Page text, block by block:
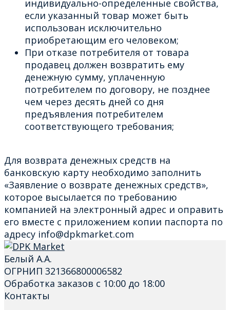
индивидуально-определенные свойства,
если указанный товар может быть
использован исключительно
приобретающим его человеком;
При отказе потребителя от товара
продавец должен возвратить ему
денежную сумму, уплаченную
потребителем по договору, не позднее
чем через десять дней со дня
предъявления потребителем
соответствующего требования;
Для возврата денежных средств на
банковскую карту необходимо заполнить
«Заявление о возврате денежных средств»,
которое высылается по требованию
компанией на электронный адрес и оправить
его вместе с приложением копии паспорта по
адресу info@dpkmarket.com
Белый А.А.
ОГРНИП 321366800006582
Обработка заказов с 10:00 до 18:00
Контакты